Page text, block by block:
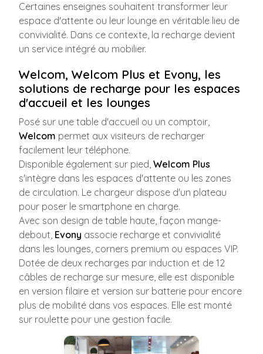
Certaines enseignes souhaitent transformer leur
espace d'attente ou leur lounge en véritable lieu de
convivialité. Dans ce contexte, la recharge devient
un service intégré au mobilier.
Welcom, Welcom Plus et Evony, les
solutions de recharge pour les espaces
d'accueil et les lounges
Posé sur une table d'accueil ou un comptoir,
Welcom permet aux visiteurs de recharger
facilement leur téléphone.
Disponible également sur pied, Welcom Plus
s'intègre dans les espaces d'attente ou les zones
de circulation. Le chargeur dispose d'un plateau
pour poser le smartphone en charge.
Avec son design de table haute, façon mange-
debout, Evony associe recharge et convivialité
dans les lounges, corners premium ou espaces VIP.
Dotée de deux recharges par induction et de 12
câbles de recharge sur mesure, elle est disponible
en version filaire et version sur batterie pour encore
plus de mobilité dans vos espaces. Elle est monté
sur roulette pour une gestion facile.